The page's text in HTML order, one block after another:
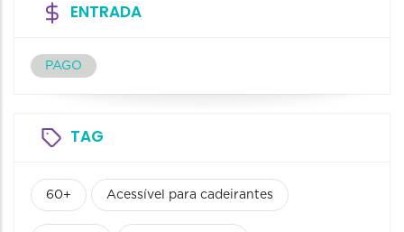
ENTRADA
PAGO
TAG
60+ Acessível para cadeirantes